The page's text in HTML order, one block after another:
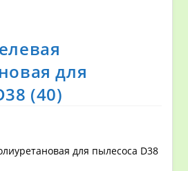
для
(40)
для пылесоса D38